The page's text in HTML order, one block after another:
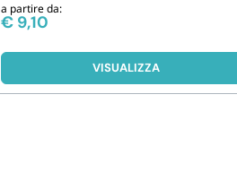
a partire da:
€ 9,10
VISUALIZZA